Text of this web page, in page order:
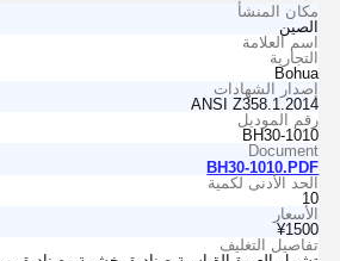
مكان المنشأ
الصين
اسم العلامة
التجارية
Bohua
إصدار الشهادات
ANSI Z358.1.2014
رقم الموديل
BH30-1010
Document
BH30-1010.PDF
الحد الأدنى لكمية
10
الأسعار
¥1500
تفاصيل التغليف